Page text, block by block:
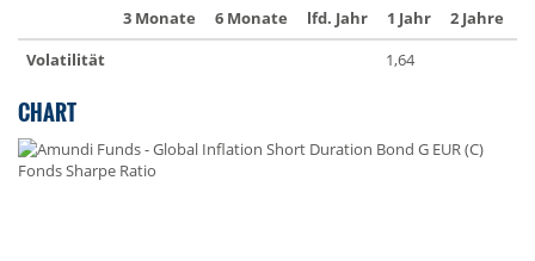
3 Monate 6 Monate lfd. Jahr 1 Jahr 2 Jahre
Volatilität
1,64
CHART